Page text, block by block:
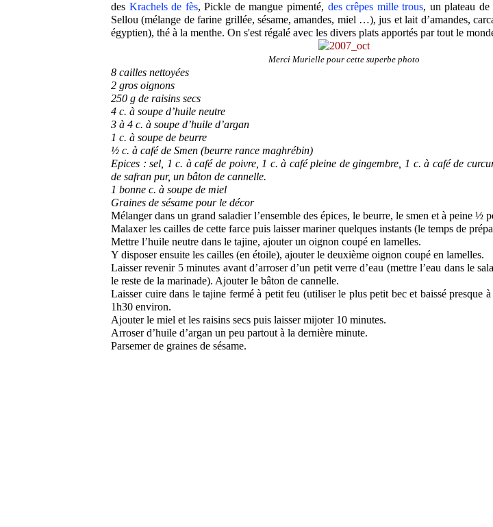
des Krachels de fès, Pickle de mangue pimenté, des crêpes mille trous, un plateau de
Sellou (mélange de farine grillée, sésame, amandes, miel …), jus et lait d’amandes,
égyptien), thé à la menthe. On s'est régalé avec les divers plats apportés par tout le
Merci Murielle pour cette superbe photo
8 cailles nettoyées
2 gros oignons
250 g de raisins secs
4 c. à soupe d’huile neutre
3 à 4 c. à soupe d’huile d’argan
1 c. à soupe de beurre
½ c. à café de Smen (beurre rance maghrébin)
Epices : sel, 1 c. à café de poivre, 1 c. à café pleine de gingembre, 1 c. à café de
de safran pur, un bâton de cannelle.
1 bonne c. à soupe de miel
Graines de sésame pour le décor
Mélanger dans un grand saladier l’ensemble des épices, le beurre, le smen et à peine ½
Malaxer les cailles de cette farce puis laisser mariner quelques instants (le temps de
Mettre l’huile neutre dans le tajine, ajouter un oignon coupé en lamelles.
Y disposer ensuite les cailles (en étoile), ajouter le deuxième oignon coupé en lamelles.
Laisser revenir 5 minutes avant d’arroser d’un petit verre d’eau (mettre l’eau dans le
le reste de la marinade). Ajouter le bâton de cannelle.
Laisser cuire dans le tajine fermé à petit feu (utiliser le plus petit bec et baissé presque
1h30 environ.
Ajouter le miel et les raisins secs puis laisser mijoter 10 minutes.
Arroser d’huile d’argan un peu partout à la dernière minute.
Parsemer de graines de sésame.